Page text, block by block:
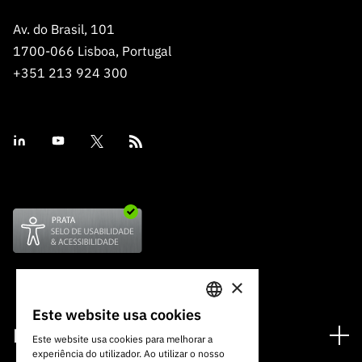
Av. do Brasil, 101
1700-066 Lisboa, Portugal
+351 213 924 300
Financiamento
PORTUGUESE
ENGLISH
×
Este website usa cookies
Este website usa cookies para melhorar a
experiência do utilizador. Ao utilizar o nosso